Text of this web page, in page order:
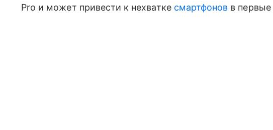
Pro и может привести к нехватке смартфонов в